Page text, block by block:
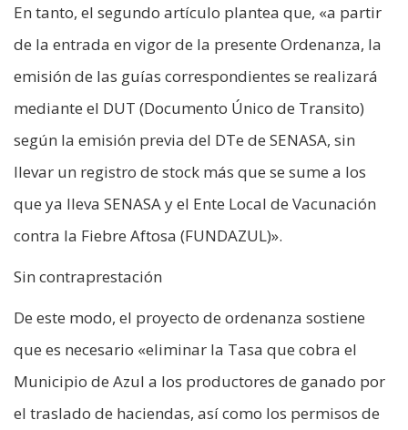
En tanto, el segundo artículo plantea que, «a partir
de la entrada en vigor de la presente Ordenanza, la
emisión de las guías correspondientes se realizará
mediante el DUT (Documento Único de Transito)
según la emisión previa del DTe de SENASA, sin
llevar un registro de stock más que se sume a los
que ya lleva SENASA y el Ente Local de Vacunación
contra la Fiebre Aftosa (FUNDAZUL)».
Sin contraprestación
De este modo, el proyecto de ordenanza sostiene
que es necesario «eliminar la Tasa que cobra el
Municipio de Azul a los productores de ganado por
el traslado de haciendas, así como los permisos de